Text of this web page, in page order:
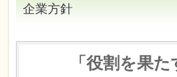
企業方針
「役割を果た